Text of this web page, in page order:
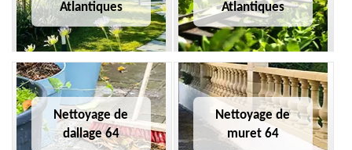
Atlantiques
Atlantiques
Nettoyage de
dallage 64
Nettoyage de
muret 64